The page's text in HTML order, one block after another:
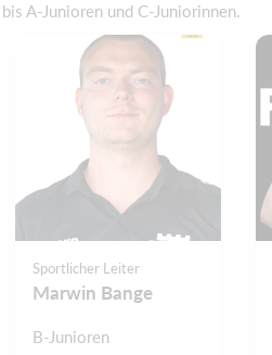
A-Junioren und C-Juniorinnen.
Sportlicher Leiter
Marwin Bange
B-Junioren